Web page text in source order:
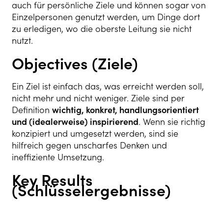
auch für persönliche Ziele und können sogar von
Einzelpersonen genutzt werden, um Dinge dort
zu erledigen, wo die oberste Leitung sie nicht
nutzt.
Objectives (Ziele)
Ein Ziel ist einfach das, was erreicht werden soll,
nicht mehr und nicht weniger. Ziele sind per
Definition wichtig, konkret, handlungsorientiert
und (idealerweise) inspirierend. Wenn sie richtig
konzipiert und umgesetzt werden, sind sie
hilfreich gegen unscharfes Denken und
ineffiziente Umsetzung.
Key Results
(Schlüsselergebnisse)